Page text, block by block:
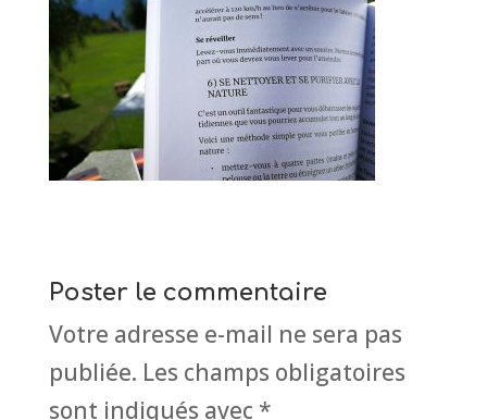
Poster le commentaire
Votre adresse e-mail ne sera pas
publiée. Les champs obligatoires
sont indiqués avec *